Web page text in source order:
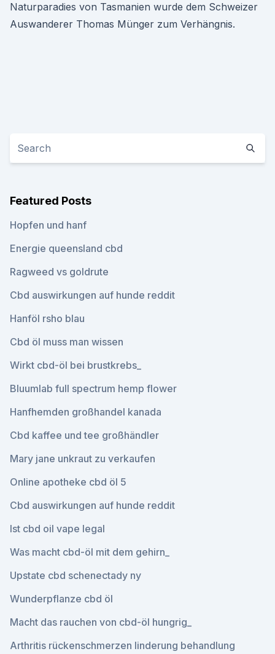
Naturparadies von Tasmanien wurde dem Schweizer
Auswanderer Thomas Münger zum Verhängnis.
Featured Posts
Hopfen und hanf
Energie queensland cbd
Ragweed vs goldrute
Cbd auswirkungen auf hunde reddit
Hanföl rsho blau
Cbd öl muss man wissen
Wirkt cbd-öl bei brustkrebs_
Bluumlab full spectrum hemp flower
Hanfhemden großhandel kanada
Cbd kaffee und tee großhändler
Mary jane unkraut zu verkaufen
Online apotheke cbd öl 5
Cbd auswirkungen auf hunde reddit
Ist cbd oil vape legal
Was macht cbd-öl mit dem gehirn_
Upstate cbd schenectady ny
Wunderpflanze cbd öl
Macht das rauchen von cbd-öl hungrig_
Arthritis rückenschmerzen linderung behandlung